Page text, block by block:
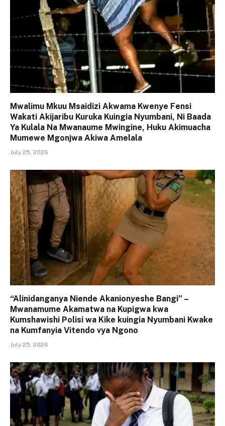
Mwalimu Mkuu Msaidizi Akwama Kwenye Fensi
Wakati Akijaribu Kuruka Kuingia Nyumbani, Ni Baada
Ya Kulala Na Mwanaume Mwingine, Huku Akimuacha
Mumewe Mgonjwa Akiwa Amelala
July 25, 2026
“Alinidanganya Niende Akanionyeshe Bangi” –
Mwanamume Akamatwa na Kupigwa kwa
Kumshawishi Polisi wa Kike kuingia Nyumbani Kwake
na Kumfanyia Vitendo vya Ngono
July 25, 2026